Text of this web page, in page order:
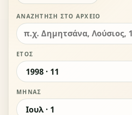
ΑΝΑΖΉΤΗΣΗ ΣΤΟ ΑΡΧΕΊΟ
ΈΤΟΣ
ΜΉΝΑΣ